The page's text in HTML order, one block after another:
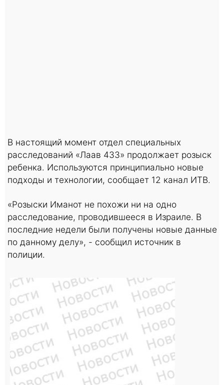
В настоящий момент отдел специальных
расследований «Лаав 433» продолжает розыск
ребенка. Используются принципиально новые
подходы и технологии, сообщает 12 канал ИТВ.
«Розыски Иманот не похожи ни на одно
расследование, проводившееся в Израиле. В
последние недели были получены новые данные
по данному делу», - сообщил источник в
полиции.